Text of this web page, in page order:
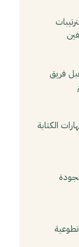
فريق
الكتابة